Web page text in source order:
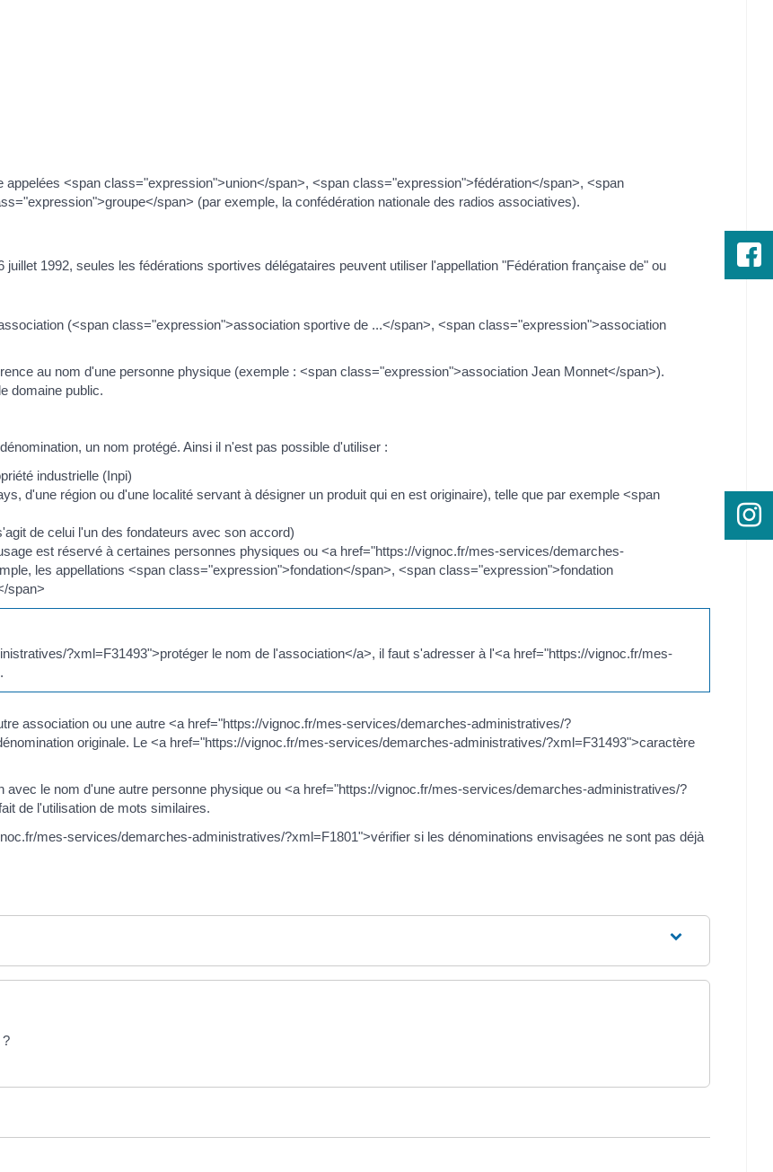
<span class="expression">union</span>, <span class="expression">fédération</span>, <span
span> (par exemple, la confédération nationale des radios associatives).
1992, seules les fédérations sportives délégataires peuvent utiliser l'appellation "Fédération française de" ou
(<span class="expression">association sportive de ...</span>, <span class="expression">association
au nom d'une personne physique (exemple : <span class="expression">association Jean Monnet</span>).
domaine public.
un nom protégé. Ainsi il n'est pas possible d'utiliser :
industrielle (Inpi)
d'une région ou d'une localité servant à désigner un produit qui en est originaire), telle que par exemple <span
de celui l'un des fondateurs avec son accord)
est réservé à certaines personnes physiques ou <a href="https://vignoc.fr/mes-services/demarches-
les appellations <span class="expression">fondation</span>, <span class="expression">fondation
span>
?xml=F31493">protéger le nom de l'association</a>, il faut s'adresser à l'<a href="https://vignoc.fr/mes-
association ou une autre <a href="https://vignoc.fr/mes-services/demarches-administratives/?
originale. Le <a href="https://vignoc.fr/mes-services/demarches-administratives/?xml=F31493">caractère
le nom d'une autre personne physique ou <a href="https://vignoc.fr/mes-services/demarches-administratives/?
de l'utilisation de mots similaires.
mes-services/demarches-administratives/?xml=F1801">vérifier si les dénominations envisagées ne sont pas déjà
?